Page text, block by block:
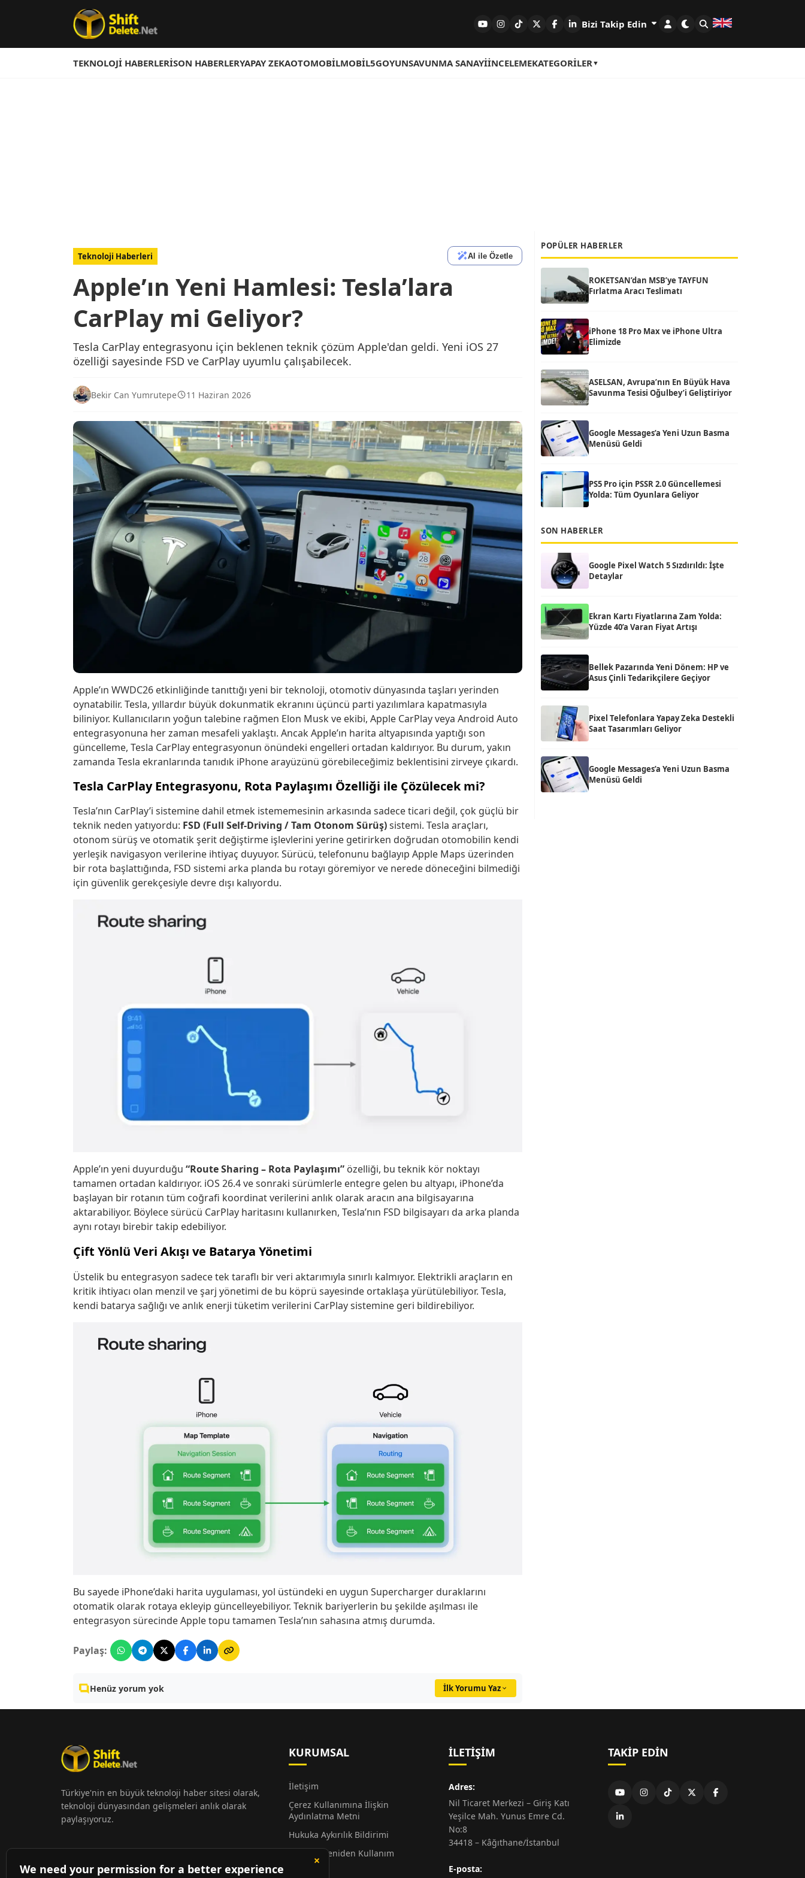
Bizi Takip Edin
TEKNOLOJI HABERLERISON HABERLERYAPAY ZEKAOTOMOBILMOBIL5GOYUNSAVUNMA SANAYIİNCELEMEKATEGORILER
Teknoloji Haberleri AI ile Özetle
Apple’ın Yeni Hamlesi: Tesla’lara
CarPlay mi Geliyor?
Tesla CarPlay entegrasyonu için beklenen teknik çözüm Apple'dan geldi. Yeni iOS 27
özelliği sayesinde FSD ve CarPlay uyumlu çalışabilecek.
Bekir Can Yumrutepe 11 Haziran 2026
Apple’ın WWDC26 etkinliğinde tanıttığı yeni bir teknoloji, otomotiv dünyasında taşları yerinden
oynatabilir. Tesla, yıllardır büyük dokunmatik ekranını üçüncü parti yazılımlara kapatmasıyla
biliniyor. Kullanıcıların yoğun talebine rağmen Elon Musk ve ekibi, Apple CarPlay veya Android Auto
entegrasyonuna her zaman mesafeli yaklaştı. Ancak Apple’ın harita altyapısında yaptığı son
güncelleme, Tesla CarPlay entegrasyonun önündeki engelleri ortadan kaldırıyor. Bu durum, yakın
zamanda Tesla ekranlarında tanıdık iPhone arayüzünü görebileceğimiz beklentisini zirveye çıkardı.
Tesla CarPlay Entegrasyonu, Rota Paylaşımı Özelliği ile Çözülecek mi?
Tesla’nın CarPlay’i sistemine dahil etmek istememesinin arkasında sadece ticari değil, çok güçlü bir
teknik neden yatıyordu: FSD (Full Self-Driving / Tam Otonom Sürüş)sistemi. Tesla araçları,
otonom sürüş ve otomatik şerit değiştirme işlevlerini yerine getirirken doğrudan otomobilin kendi
yerleşik navigasyon verilerine ihtiyaç duyuyor. Sürücü, telefonunu bağlayıp Apple Maps üzerinden
bir rota başlattığında, FSD sistemi arka planda bu rotayı göremiyor ve nerede döneceğini bilmediği
için güvenlik gerekçesiyle devre dışı kalıyordu.
Apple’ın yeni duyurduğu “Route Sharing – Rota Paylaşımı” özelliği, bu teknik kör noktayı
tamamen ortadan kaldırıyor. iOS 26.4 ve sonraki sürümlerle entegre gelen bu altyapı, iPhone’da
başlayan bir rotanın tüm coğrafi koordinat verilerini anlık olarak aracın ana bilgisayarına
aktarabiliyor. Böylece sürücü CarPlay haritasını kullanırken, Tesla’nın FSD bilgisayarı da arka planda
aynı rotayı birebir takip edebiliyor.
Çift Yönlü Veri Akışı ve Batarya Yönetimi
Üstelik bu entegrasyon sadece tek taraflı bir veri aktarımıyla sınırlı kalmıyor. Elektrikli araçların en
kritik ihtiyacı olan menzil ve şarj yönetimi de bu köprü sayesinde ortaklaşa yürütülebiliyor. Tesla,
kendi batarya sağlığı ve anlık enerji tüketim verilerini CarPlay sistemine geri bildirebiliyor.
Bu sayede iPhone’daki harita uygulaması, yol üstündeki en uygun Supercharger duraklarını
otomatik olarak rotaya ekleyip güncelleyebiliyor. Teknik bariyerlerin bu şekilde aşılması ile
entegrasyon sürecinde Apple topu tamamen Tesla’nın sahasına atmış durumda.
Paylaş:
Henüz yorum yok İlk Yorumu Yaz
POPÜLER HABERLER
ROKETSAN’dan MSB’ye TAYFUN
Fırlatma Aracı Teslimatı
iPhone 18 Pro Max ve iPhone Ultra
Elimizde
ASELSAN, Avrupa’nın En Büyük Hava
Savunma Tesisi Oğulbey’i Geliştiriyor
Google Messages’a Yeni Uzun Basma
Menüsü Geldi
PS5 Pro için PSSR 2.0 Güncellemesi
Yolda: Tüm Oyunlara Geliyor
SON HABERLER
Google Pixel Watch 5 Sızdırıldı: İşte
Detaylar
Ekran Kartı Fiyatlarına Zam Yolda:
Yüzde 40’a Varan Fiyat Artışı
Bellek Pazarında Yeni Dönem: HP ve
Asus Çinli Tedarikçilere Geçiyor
Pixel Telefonlara Yapay Zeka Destekli
Saat Tasarımları Geliyor
Google Messages’a Yeni Uzun Basma
Menüsü Geldi
Türkiye'nin en büyük teknoloji haber sitesi olarak,
teknoloji dünyasından gelişmeleri anlık olarak
paylaşıyoruz.
KURUMSAL
İletişim
Çerez Kullanımına İlişkin
Aydınlatma Metni
Hukuka Aykırılık Bildirimi
Alıntı ve Yeniden Kullanım
Hakkında
İLETIŞIM
Adres:
Nil Ticaret Merkezi – Giriş Katı
Yeşilce Mah. Yunus Emre Cd.
No:8
34418 – Kâğıthane/İstanbul
E-posta:
TAKIP EDIN